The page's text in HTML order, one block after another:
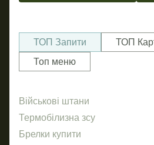
ТОП Запити
ТОП
Топ меню
Військові штани
Термобілизна зсу
Брелки купити